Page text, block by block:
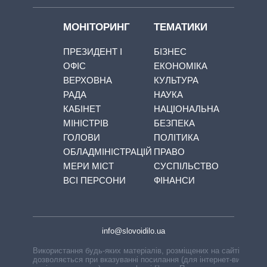
МОНІТОРИНГ
ПРЕЗИДЕНТ І
ОФІС
ВЕРХОВНА
РАДА
КАБІНЕТ
МІНІСТРІВ
ГОЛОВИ
ОБЛАДМІНІСТРАЦІЙ
МЕРИ МІСТ
ВСІ ПЕРСОНИ
ТЕМАТИКИ
БІЗНЕС
ЕКОНОМІКА
КУЛЬТУРА
НАУКА
НАЦІОНАЛЬНА
БЕЗПЕКА
ПОЛІТИКА
ПРАВО
СУСПІЛЬСТВО
ФІНАНСИ
info@slovoidilo.ua
Використання будь-яких матеріалів, розміщених на сайті,
дозволяється при вказуванні посилання (для інтернет-видань